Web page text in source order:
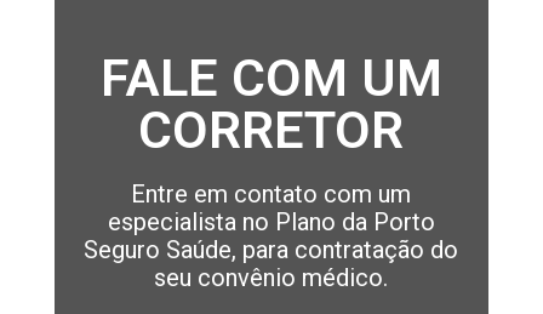
FALE COM UM
CORRETOR
Entre em contato com um
especialista no Plano da Porto
Seguro Saúde, para contratação do
seu convênio médico.